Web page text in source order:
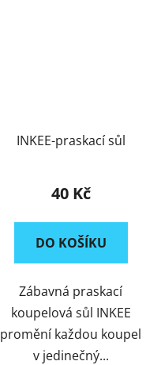
INKEE-praskací sůl
40 Kč
DO KOŠÍKU
Zábavná praskací
koupelová sůl INKEE
promění každou koupel
v jedinečný...